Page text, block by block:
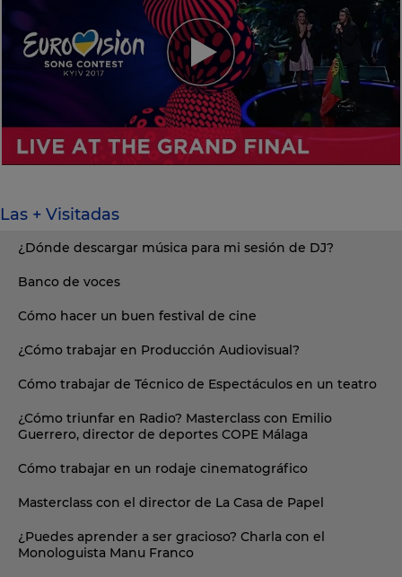
Las + Visitadas
¿Dónde descargar música para mi sesión de DJ?
Banco de voces
Cómo hacer un buen festival de cine
¿Cómo trabajar en Producción Audiovisual?
Cómo trabajar de Técnico de Espectáculos en un teatro
¿Cómo triunfar en Radio? Masterclass con Emilio
Guerrero, director de deportes COPE Málaga
Cómo trabajar en un rodaje cinematográfico
Masterclass con el director de La Casa de Papel
¿Puedes aprender a ser gracioso? Charla con el
Monologuista Manu Franco